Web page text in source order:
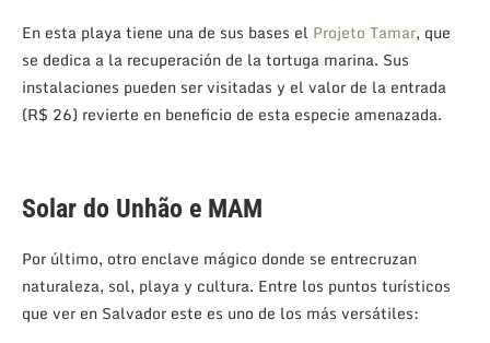
En esta playa tiene una de sus bases el Projeto Tamar, que
se dedica a la recuperación de la tortuga marina. Sus
instalaciones pueden ser visitadas y el valor de la entrada
(R$ 26) revierte en beneficio de esta especie amenazada.
Solar do Unhão e MAM
Por último, otro enclave mágico donde se entrecruzan
naturaleza, sol, playa y cultura. Entre los puntos turísticos
que ver en Salvador este es uno de los más versátiles: